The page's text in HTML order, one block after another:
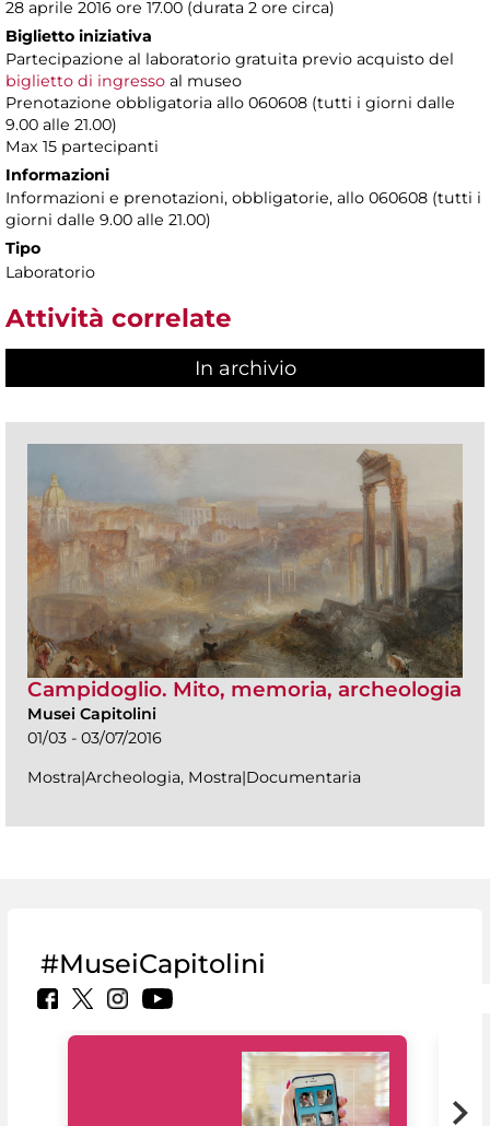
28 aprile 2016 ore 17.00 (durata 2 ore circa)
Biglietto iniziativa
Partecipazione al laboratorio gratuita previo acquisto del
biglietto di ingresso al museo
Prenotazione obbligatoria allo 060608 (tutti i giorni dalle
9.00 alle 21.00)
Max 15 partecipanti
Informazioni
Informazioni e prenotazioni, obbligatorie, allo 060608 (tutti i
giorni dalle 9.00 alle 21.00)
Tipo
Laboratorio
Attività correlate
In archivio
Campidoglio. Mito, memoria, archeologia
Musei Capitolini
01/03 - 03/07/2016
Mostra|Archeologia, Mostra|Documentaria
#MuseiCapitolini